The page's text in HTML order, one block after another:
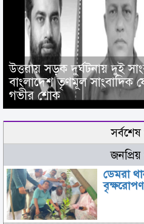
উত্তরায় সড়ক দুর্ঘটনায় দুই
বাংলাদেশ তৃণমূল
গভীর শোক
ডেমরা